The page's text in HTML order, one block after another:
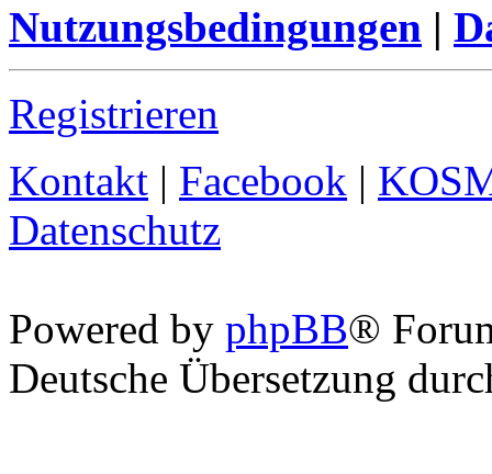
Nutzungsbedingungen |
Registrieren
Kontakt | Facebook |
Datenschutz
Powered by phpBB®
Deutsche Übersetzung